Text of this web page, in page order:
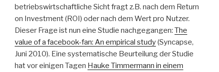
betriebswirtschaftliche Sicht fragt z.B. nach dem Return
on Investment (ROI) oder nach dem Wert pro Nutzer.
Dieser Frage ist nun eine Studie nachgegangen: The
value of a facebook-fan: An empirical study(Syncapse,
Juni 2010). Eine systematische Beurteilung der Studie
hat vor einigen Tagen Hauke Timmermann in einem